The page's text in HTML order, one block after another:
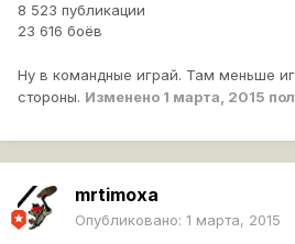
8 523 публикации
23 616 боёв
Ну в командные играй. Там меньше
стороны. Изменено 1 марта, 2015
mrtimoxa
Опубликовано: 1 марта, 2015